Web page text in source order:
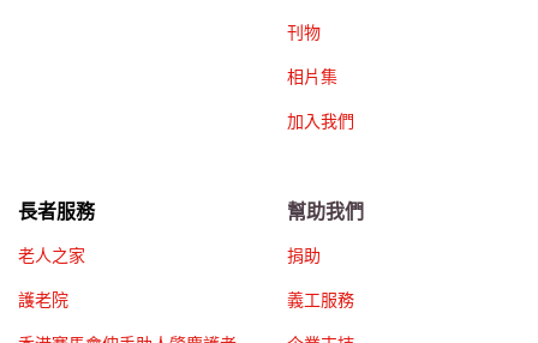
刊物
相片集
加入我們
長者服務
老人之家
護老院
幫助我們
捐助
義工服務